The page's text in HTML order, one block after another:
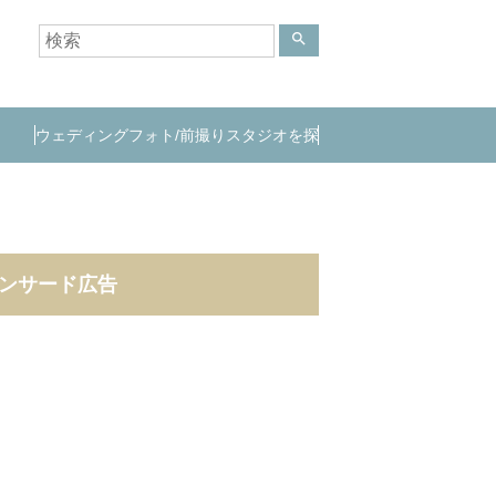
search
ウェディングフォト/前撮りスタジオを探
サード広告